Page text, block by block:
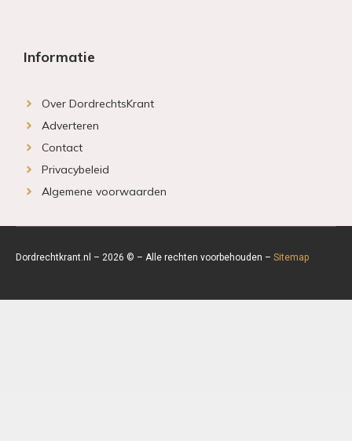
Informatie
Over DordrechtsKrant
Adverteren
Contact
Privacybeleid
Algemene voorwaarden
Dordrechtkrant.nl – 2026 © – Alle rechten voorbehouden – Sitemap